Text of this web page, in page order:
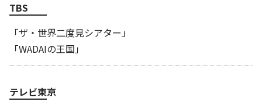
TBS
「ザ・世界二度見シアター」
「WADAIの王国」
テレビ東京